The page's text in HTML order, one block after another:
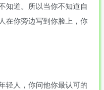
知道。所以当你不知道自
在你旁边写到你脸上，你
轻人，你问他你最认可的